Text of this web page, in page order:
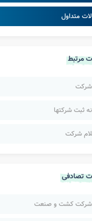
متداول
مرتبط
ثبت شرکتها
شرکت
تصادفی
کشت و صنعت